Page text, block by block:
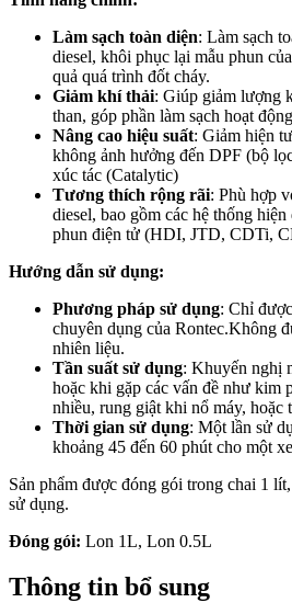
Làm sạch toàn diện: Làm sạch
diesel, khôi phục lại mẫu phun
quả quá trình đốt cháy.
Giảm khí thải: Giúp giảm lượng
than, góp phần làm sạch hoạt
Nâng cao hiệu suất: Giảm hiện
không ảnh hưởng đến DPF (bộ
xúc tác (Catalytic)
Tương thích rộng rãi: Phù hợp
diesel, bao gồm các hệ thống
phun điện tử (HDI, JTD, CDTi,
Hướng dẫn sử dụng:
Phương pháp sử dụng: Chỉ
chuyên dụng của Rontec.Không
nhiên liệu.
Tần suất sử dụng: Khuyến nghị
hoặc khi gặp các vấn đề như kim
nhiều, rung giật khi nổ máy, hoặc
Thời gian sử dụng: Một lần sử
khoảng 45 đến 60 phút cho một
Sản phẩm được đóng gói trong chai 1
sử dụng.
Đóng gói: Lon 1L, Lon 0.5L
Thông tin bổ sung